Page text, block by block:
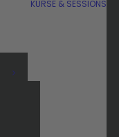
KURSE & SESSIONS